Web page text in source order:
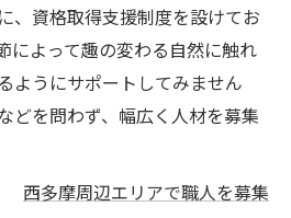
、資格取得支援制度を設けてお
によって趣の変わる自然に触れ
ようにサポートしてみません
どを問わず、幅広く人材を募集
西多摩周辺エリアで職人を募集